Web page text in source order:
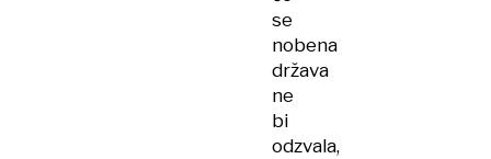
se
nobena
država
ne
bi
odzvala,